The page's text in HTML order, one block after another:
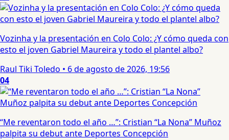
Vozinha y la presentación en Colo Colo: ¿Y cómo queda con
esto el joven Gabriel Maureira y todo el plantel albo?
Raul Tiki Toledo • 6 de agosto de 2026, 19:56
04
“Me reventaron todo el año …”: Cristian “La Nona” Muñoz
palpita su debut ante Deportes Concepción